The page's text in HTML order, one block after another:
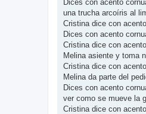
Dices con acento
una trucha arcoíris al
Cristina dice con
Dices con acento
Cristina dice con
Melina asiente y toma
Cristina dice con
Melina da parte del
Dices con acento
ver como se mueve la
Cristina dice con